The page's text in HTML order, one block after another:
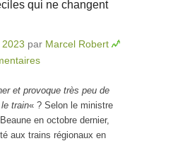
qui ne changent
par Marcel Robert
et provoque très peu de
train« ? Selon le ministre
en octobre dernier,
aux trains régionaux en